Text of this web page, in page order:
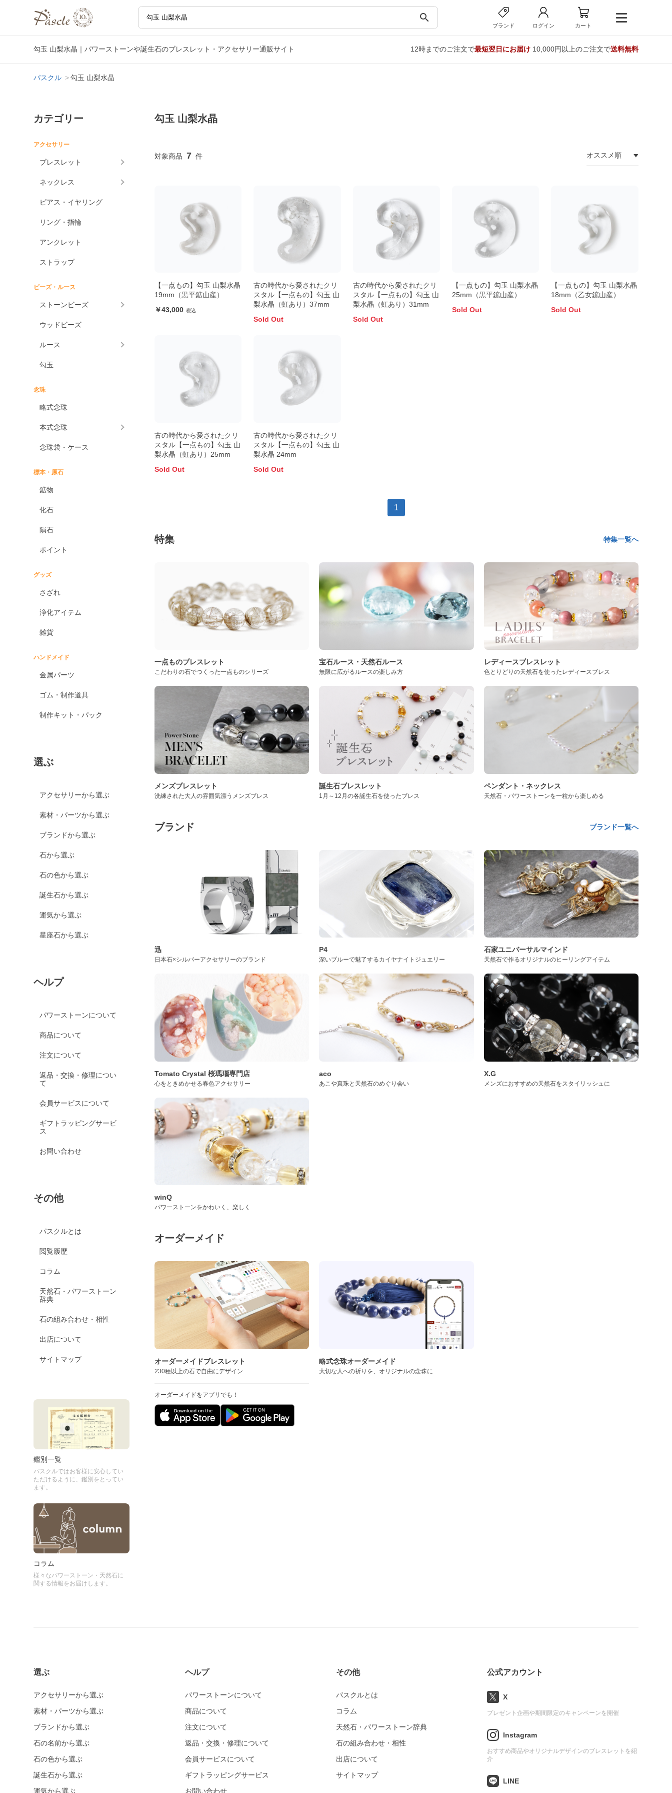
search
ブランド ログイン カート
勾玉 山梨水晶｜パワーストーンや誕生石のブレスレット・アクセサリー通販サイト 12時までのご注文で最短翌日にお届け10,000円以上のご注文で送料無料
パスクル 勾玉 山梨水晶
カテゴリー
アクセサリー
ブレスレット
ネックレス
ピアス・イヤリング
リング・指輪
アンクレット
ストラップ
ビーズ・ルース
ストーンビーズ
ウッドビーズ
ルース
勾玉
念珠
略式念珠
本式念珠
念珠袋・ケース
標本・原石
鉱物
化石
隕石
ポイント
グッズ
さざれ
浄化アイテム
雑貨
ハンドメイド
金属パーツ
ゴム・制作道具
制作キット・パック
選ぶ
アクセサリーから選ぶ
素材・パーツから選ぶ
ブランドから選ぶ
石から選ぶ
石の色から選ぶ
誕生石から選ぶ
運気から選ぶ
星座石から選ぶ
ヘルプ
パワーストーンについて
商品について
注文について
返品・交換・修理につい
て
会員サービスについて
ギフトラッピングサービ
ス
お問い合わせ
その他
パスクルとは
閲覧履歴
コラム
天然石・パワーストーン
辞典
石の組み合わせ・相性
出店について
サイトマップ
鑑別一覧
パスクルではお客様に安心してい
ただけるように、鑑別をとってい
ます。
コラム
様々なパワーストーン・天然石に
関する情報をお届けします。
勾玉 山梨水晶
7
【一点もの】勾玉 山梨水晶
19mm（黒平鉱山産）
43,000
古の時代から愛されたクリ
スタル【一点もの】勾玉 山
梨水晶（虹あり）37mm
Sold Out
古の時代から愛されたクリ
スタル【一点もの】勾玉 山
梨水晶（虹あり）31mm
Sold Out
【一点もの】勾玉 山梨水晶
25mm（黒平鉱山産）
Sold Out
【一点もの】勾玉 山梨水晶
18mm（乙女鉱山産）
Sold Out
古の時代から愛されたクリ
スタル【一点もの】勾玉 山
梨水晶（虹あり）25mm
Sold Out
古の時代から愛されたクリ
スタル【一点もの】勾玉 山
梨水晶 24mm
Sold Out
1
特集 特集一覧へ
一点ものブレスレット
こだわりの石でつくった一点ものシリーズ
宝石ルース・天然石ルース
無限に広がるルースの楽しみ方
レディースブレスレット
色とりどりの天然石を使ったレディースブレス
メンズブレスレット
洗練された大人の雰囲気漂うメンズブレス
誕生石ブレスレット
1月～12月の各誕生石を使ったブレス
ペンダント・ネックレス
天然石・パワーストーンを一粒から楽しめる
ブランド ブランド一覧へ
迅
日本石×シルバーアクセサリーのブランド
P4
深いブルーで魅了するカイヤナイトジュエリー
石家ユニバーサルマインド
天然石で作るオリジナルのヒーリングアイテム
Tomato Crystal 桜瑪瑙専門店
心をときめかせる春色アクセサリー
aco
あこや真珠と天然石のめぐり会い
X.G
メンズにおすすめの天然石をスタイリッシュに
winQ
パワーストーンをかわいく、楽しく
オーダーメイド
オーダーメイドブレスレット
230種以上の石で自由にデザイン
オーダーメイドをアプリでも！
略式念珠オーダーメイド
大切な人への祈りを、オリジナルの念珠に
選ぶ
アクセサリーから選ぶ
素材・パーツから選ぶ
ブランドから選ぶ
石の名前から選ぶ
石の色から選ぶ
誕生石から選ぶ
運気から選ぶ
ヘルプ
パワーストーンについて
商品について
注文について
返品・交換・修理について
会員サービスについて
ギフトラッピングサービス
お問い合わせ
その他
パスクルとは
コラム
天然石・パワーストーン辞典
石の組み合わせ・相性
出店について
サイトマップ
公式アカウント
X
プレゼント企画や期間限定のキャンペーンを開催
Instagram
おすすめ商品やオリジナルデザインのブレスレットを紹
介
LINE